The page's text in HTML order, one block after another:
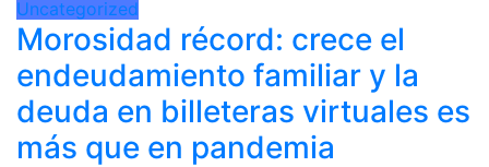
Uncategorized
Morosidad récord: crece el
endeudamiento familiar y la
deuda en billeteras virtuales es
más que en pandemia